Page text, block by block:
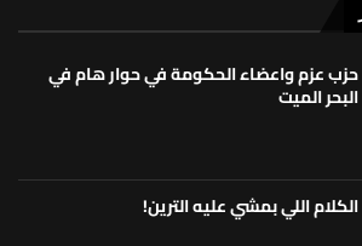
حزب عزم واعضاء الحكومة في حوار هام في
البحر الميت
الكلام اللي بمشي عليه الترين!